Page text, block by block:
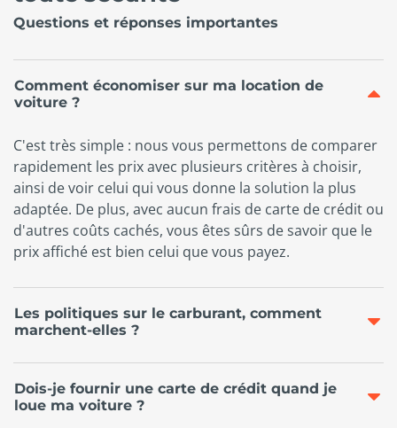
Questions et réponses importantes
Comment économiser sur ma location de
voiture ?
C'est très simple : nous vous permettons de comparer
rapidement les prix avec plusieurs critères à choisir,
ainsi de voir celui qui vous donne la solution la plus
adaptée. De plus, avec aucun frais de carte de crédit ou
d'autres coûts cachés, vous êtes sûrs de savoir que le
prix affiché est bien celui que vous payez.
Les politiques sur le carburant, comment
marchent-elles ?
Dois-je fournir une carte de crédit quand je
loue ma voiture ?